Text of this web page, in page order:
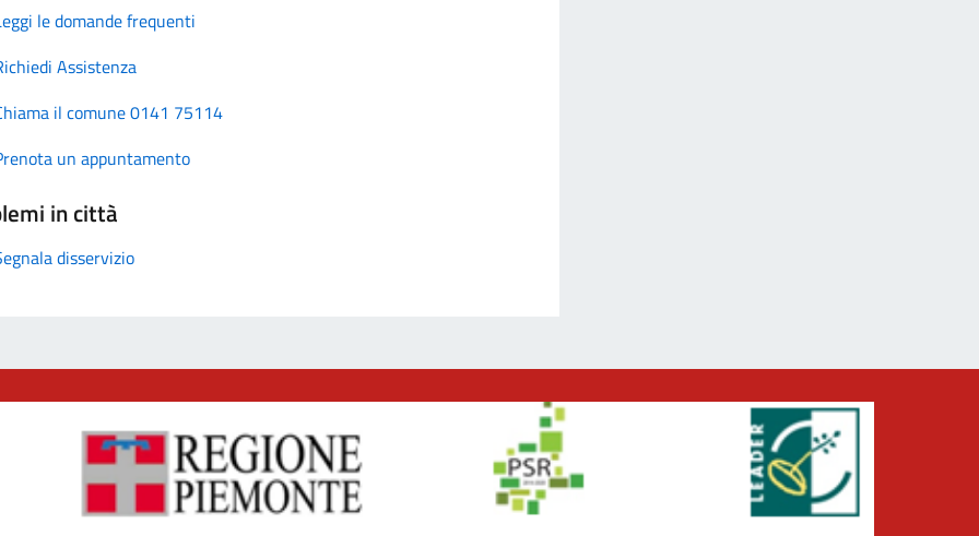
le domande frequenti
Assistenza
il comune 0141 75114
un appuntamento
in città
disservizio